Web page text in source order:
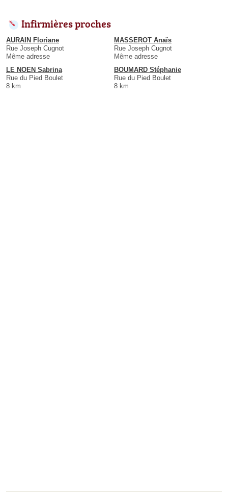
Infirmières proches
AURAIN Floriane
Rue Joseph Cugnot
Même adresse
MASSEROT Anaïs
Rue Joseph Cugnot
Même adresse
LE NOEN Sabrina
Rue du Pied Boulet
8 km
BOUMARD Stéphanie
Rue du Pied Boulet
8 km